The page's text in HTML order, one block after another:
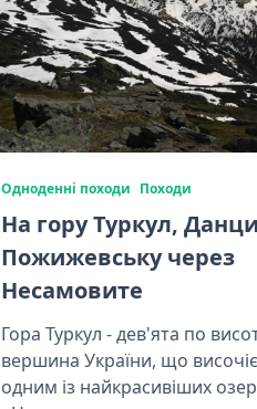
Одноденні походи Походи
На гору Туркул,
Пожижевську через
Несамовите
Гора Туркул - дев'ята по
вершина України, що
одним із найкрасивіших